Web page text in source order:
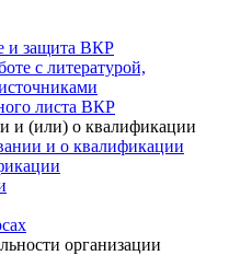
и защита ВКР
с литературой,
листа ВКР
и (или) о квалификации
и о квалификации
организации